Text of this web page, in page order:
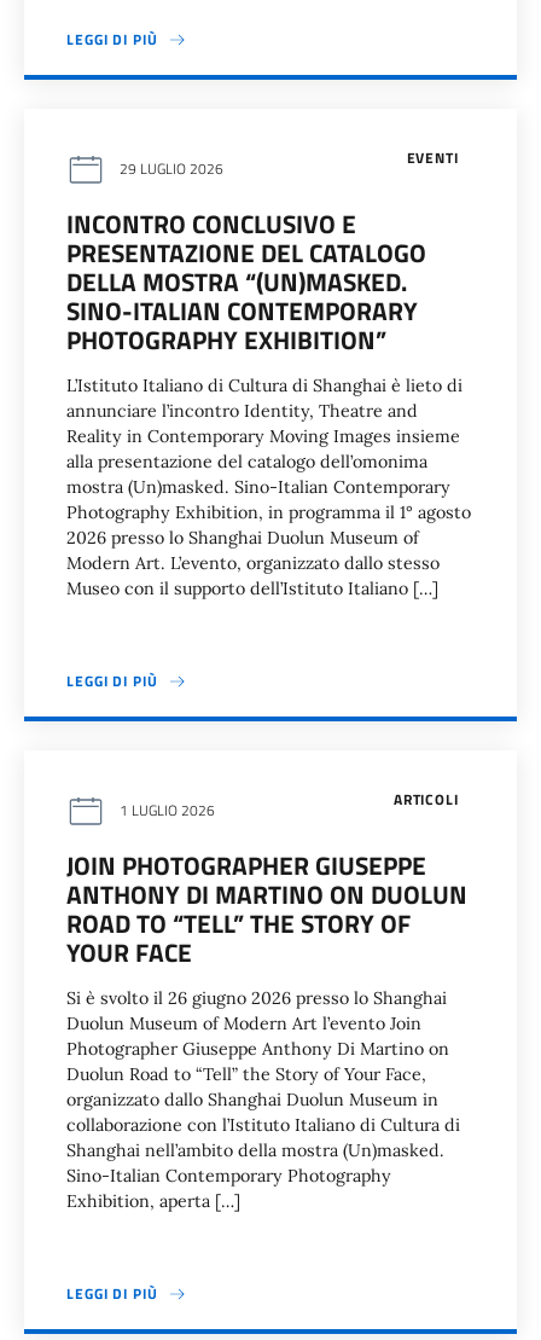
LEGGI DI PIÙ
EVENTI
29 LUGLIO 2026
INCONTRO CONCLUSIVO E
PRESENTAZIONE DEL CATALOGO
DELLA MOSTRA “(UN)MASKED.
SINO-ITALIAN CONTEMPORARY
PHOTOGRAPHY EXHIBITION”
L’Istituto Italiano di Cultura di Shanghai è lieto di
annunciare l’incontro Identity, Theatre and
Reality in Contemporary Moving Images insieme
alla presentazione del catalogo dell’omonima
mostra (Un)masked. Sino-Italian Contemporary
Photography Exhibition, in programma il 1° agosto
2026 presso lo Shanghai Duolun Museum of
Modern Art. L’evento, organizzato dallo stesso
Museo con il supporto dell’Istituto Italiano […]
LEGGI DI PIÙ
ARTICOLI
1 LUGLIO 2026
JOIN PHOTOGRAPHER GIUSEPPE
ANTHONY DI MARTINO ON DUOLUN
ROAD TO “TELL” THE STORY OF
YOUR FACE
Si è svolto il 26 giugno 2026 presso lo Shanghai
Duolun Museum of Modern Art l’evento Join
Photographer Giuseppe Anthony Di Martino on
Duolun Road to “Tell” the Story of Your Face,
organizzato dallo Shanghai Duolun Museum in
collaborazione con l’Istituto Italiano di Cultura di
Shanghai nell’ambito della mostra (Un)masked.
Sino-Italian Contemporary Photography
Exhibition, aperta […]
LEGGI DI PIÙ